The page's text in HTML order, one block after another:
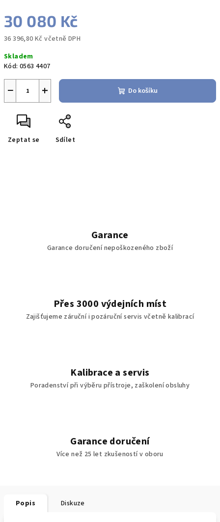
30 080 Kč
36 396,80 Kč včetně DPH
cena:
Skladem
Kód: 0563 4407
+
− Do košíku
Zeptat se Sdílet
Garance
Garance doručení nepoškozeného zboží
Přes 3000 výdejních míst
Zajišťujeme záruční i pozáruční servis včetně kalibrací
Kalibrace a servis
Poradenství při výběru přístroje, zaškolení obsluhy
Garance doručení
Více než 25 let zkušeností v oboru
Popis Diskuze